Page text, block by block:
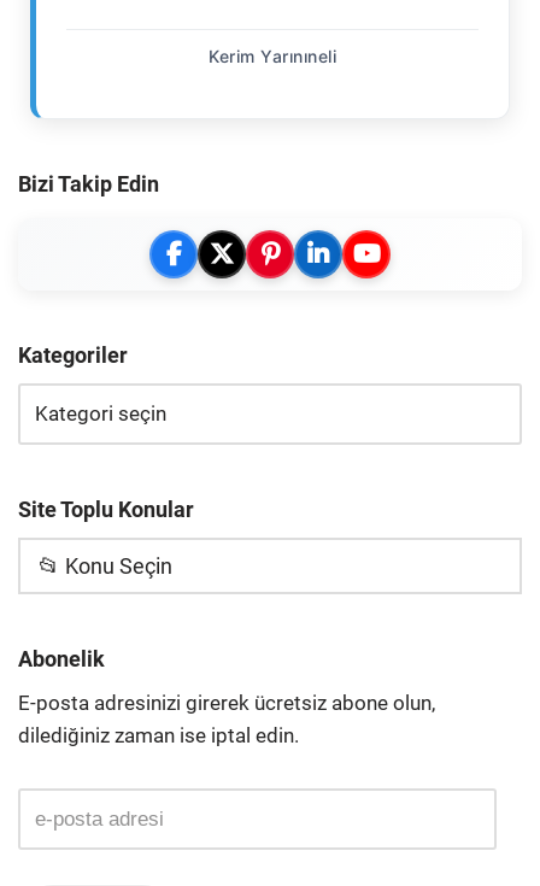
Kerim Yarınıneli
Bizi Takip Edin
Kategoriler
Site Toplu Konular
📂 Konu Seçin
Abonelik
E-posta adresinizi girerek ücretsiz abone olun,
dilediğiniz zaman ise iptal edin.